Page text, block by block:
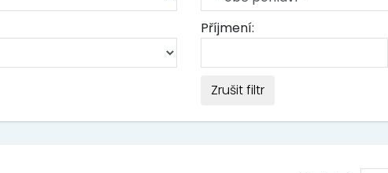
Příjmení:
Zrušit filtr